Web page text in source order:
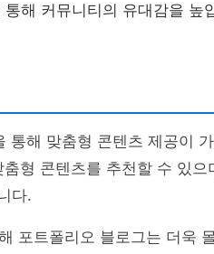
해 커뮤니티의 유대감을 높
통해 맞춤형 콘텐츠 제공이
형 콘텐츠를 추천할 수 있으
다.
포트폴리오 블로그는 더욱